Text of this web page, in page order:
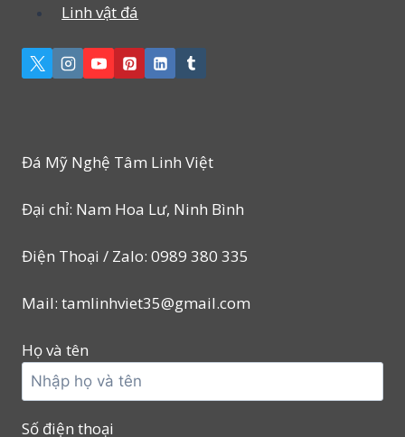
Linh vật đá
Đá Mỹ Nghệ Tâm Linh Việt
Đại chỉ: Nam Hoa Lư, Ninh Bình
Điện Thoại / Zalo: 0989 380 335
Mail: tamlinhviet35@gmail.com
Họ và tên
Số điện thoại